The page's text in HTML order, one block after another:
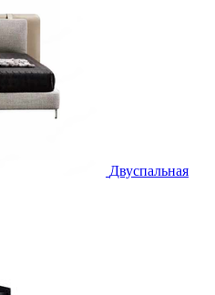
Двуспальная